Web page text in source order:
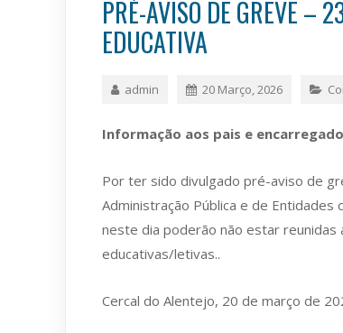
PRÉ-AVISO DE GREVE –
EDUCATIVA
admin 20 Março, 2026
Informação aos pais e
Por ter sido divulgado pré-aviso de
Administração Pública e de Entidades
neste dia poderão não estar reunidas
educativas/letivas..
Cercal do Alentejo, 20 de março de